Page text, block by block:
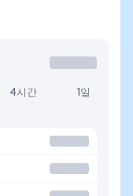
4시간 1일